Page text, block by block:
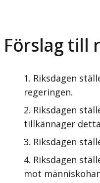
Förslag till
Riksdagen
regeringen.
Riksdagen
tillkännager
Riksdagen
Riksdagen
mot